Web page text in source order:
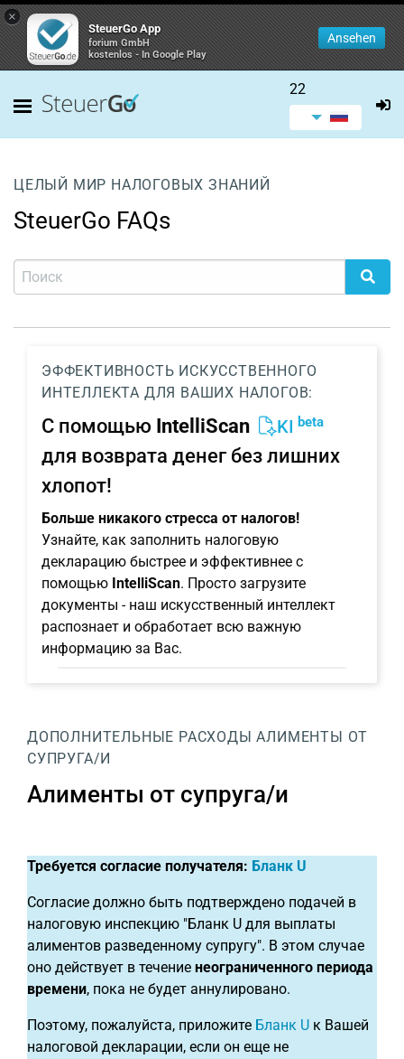
×
SteuerGo App
forium GmbH
kostenlos - In Google Play
Ansehen
22
ЦЕЛЫЙ МИР НАЛОГОВЫХ ЗНАНИЙ
SteuerGo FAQs
ЭФФЕКТИВНОСТЬ ИСКУССТВЕННОГО
ИНТЕЛЛЕКТА ДЛЯ ВАШИХ НАЛОГОВ:
С помощью IntelliScan KI beta
для возврата денег без лишних
хлопот!
Больше никакого стресса от налогов!
Узнайте, как заполнить налоговую
декларацию быстрее и эффективнее с
помощью IntelliScan. Просто загрузите
документы - наш искусственный интеллект
распознает и обработает всю важную
информацию за Вас.
ДОПОЛНИТЕЛЬНЫЕ РАСХОДЫ АЛИМЕНТЫ ОТ
СУПРУГА/И
Алименты от супруга/и
Требуется согласие получателя: Бланк U
Согласие должно быть подтверждено подачей в
налоговую инспекцию "Бланк U для выплаты
алиментов разведенному супругу". В этом случае
оно действует в течение неограниченного периода
времени, пока не будет аннулировано.
Поэтому, пожалуйста, приложите Бланк U к Вашей
налоговой декларации, если он еще не